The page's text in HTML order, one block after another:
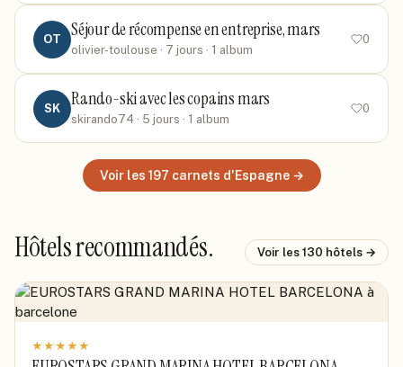
OT Séjour de récompense en entreprise, mars
olivier-toulouse · 7 jours · 1 album
0
SK Rando-ski avec les copains mars
skirando74 · 5 jours · 1 album
0
Voir les 197 carnets d'Espagne→
Hôtels recommandés. Voir les 130 hôtels →
★ ★ ★ ★ ★